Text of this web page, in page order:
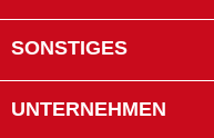
SONSTIGES
UNTERNEHMEN